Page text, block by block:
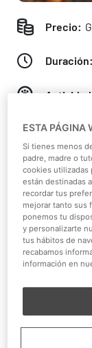
Precio:
Duración:
Detalles
Importante
Consulta
una
la
ESTA PÁGINA
Si tienes menos
padre, madre o
cookies utilizadas
están destinadas
recordar tus
mejorar tanto sus
ponemos tu
y personalizarte
tus hábitos de
recabamos
información en